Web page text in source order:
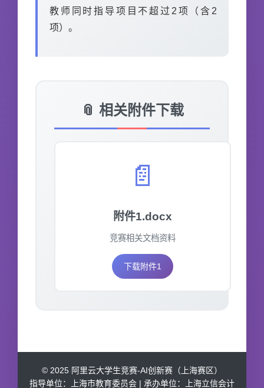
教师同时指导项目不超过2项（含2
项）。
📎 相关附件下载
📄
附件1.docx
竞赛相关文档资料
下载附件1
© 2025 阿里云大学生竞赛-AI创新赛（上海赛区）
指导单位：上海市教育委员会 | 承办单位：上海立信会计